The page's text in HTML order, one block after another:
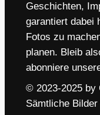
Geschichten,
garantiert dabei
Fotos zu
planen. Bleib
abonniere
© 2023-2025 by
Sämtliche